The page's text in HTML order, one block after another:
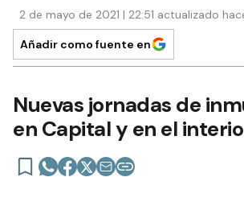
2 de mayo de 2021 | 22:51 actualizado
Añadir como fuente en
Nuevas jornadas de
en Capital y en el